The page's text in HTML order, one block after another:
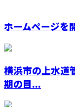
ホームページを
横浜市の上水道
期の目...